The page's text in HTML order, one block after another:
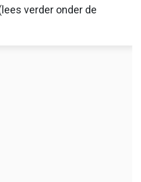
verder onder de